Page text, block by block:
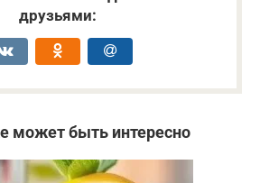
друзьями:
может быть интересно